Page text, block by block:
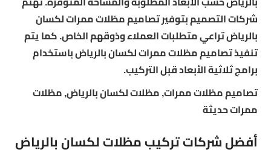
شركات التصميم بتوفير تصاميم مظلات ممرات لكسان
بالرياض تراعي متطلبات العملاء وذوقهم الخاص. كما يتم
تنفيذ تصاميم مظلات ممرات لكسان بالرياض باستخدام
برامج ثلاثية الأبعاد قبل التركيب.
تصاميم مظلات ممرات, مظلات لكسان بالرياض, مظلات
ممرات حديثة
أفضل شركات تركيب مظلات لكسان بالرياض